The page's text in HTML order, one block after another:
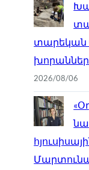
տարեկան
խորաններ
2026/08/06